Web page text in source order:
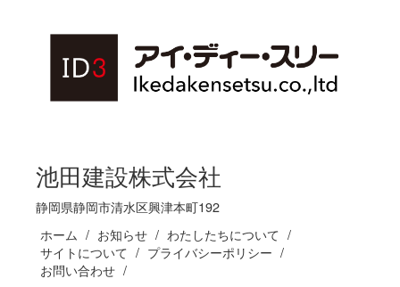
池田建設株式会社
静岡県静岡市清水区興津本町192
ホーム
お知らせ
わたしたちについて
サイトについて
プライバシーポリシー
お問い合わせ